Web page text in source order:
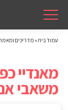
עמוד בית»מדריכים
מאנדיי
משאבי